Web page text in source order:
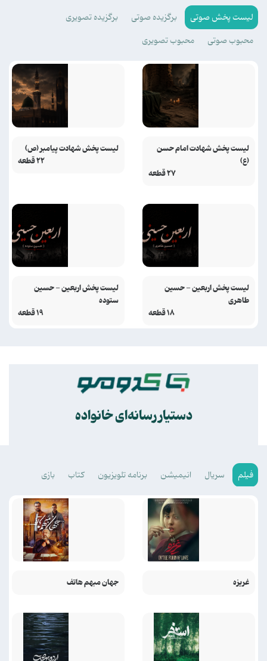
لیست پخش صوتی برگزیده صوتی
برگزیده تصویری
محبوب صوتی
محبوب تصویری
۲۷ قطعه
لیست پخش شهادت امام حسن
(ع)
۲۲ قطعه
لیست پخش شهادت پیامبر (ص)
۱۸ قطعه
لیست پخش اربعین - حسین
طاهری
۱۹ قطعه
لیست پخش اربعین - حسین
ستوده
دستیار رسانه‌ای خانواده
فیلم سریال انیمیشن برنامه تلویزیون کتاب بازی
غریزه جهان مبهم هاتف